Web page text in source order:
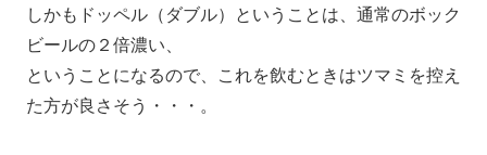
しかもドッペル（ダブル）ということは、通常のボック
ビールの２倍濃い、
ということになるので、これを飲むときはツマミを控え
た方が良さそう・・・。